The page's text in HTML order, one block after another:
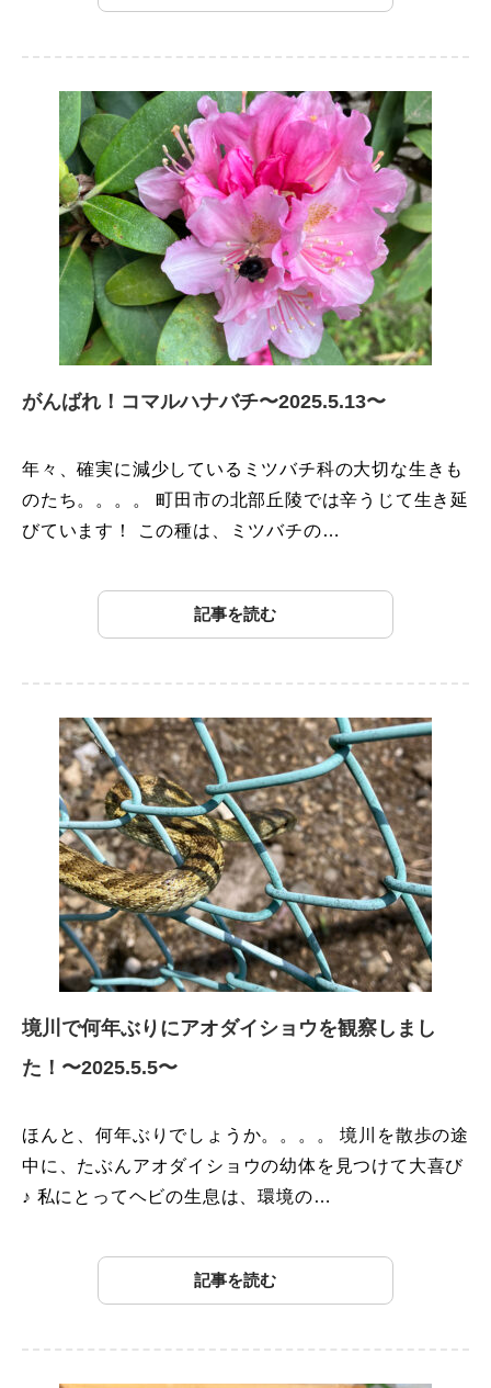
がんばれ！コマルハナバチ〜2025.5.13〜
年々、確実に減少しているミツバチ科の大切な生きも
のたち。。。。 町田市の北部丘陵では辛うじて生き延
びています！ この種は、ミツバチの…
記事を読む
境川で何年ぶりにアオダイショウを観察しまし
た！〜2025.5.5〜
ほんと、何年ぶりでしょうか。。。。 境川を散歩の途
中に、たぶんアオダイショウの幼体を見つけて大喜び
♪ 私にとってヘビの生息は、環境の…
記事を読む